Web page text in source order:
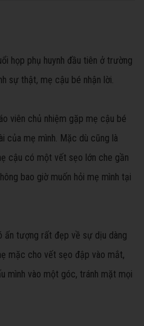
họp phụ huynh đầu tiên ở trường
sự thật, mẹ cậu bé nhận lời.
viên chủ nhiệm gặp mẹ cậu bé
của mẹ mình. Mặc dù cũng là
cậu có một vết sẹo lớn che gần
bao giờ muốn hỏi mẹ mình tại
ấn tượng rất đẹp về sự dịu dàng
mặc cho vết sẹo đập vào mắt,
mình vào một góc, tránh mặt mọi